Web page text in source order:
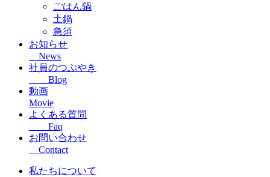
ごはん鍋
土鍋
急須
お知らせ
News
社員のつぶやき
Blog
動画
Movie
よくある質問
Faq
お問い合わせ
Contact
私たちについて